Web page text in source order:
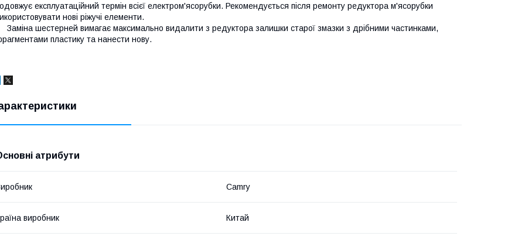
експлуатаційний термін всієї електром'ясорубки. Рекомендується після ремонту редуктора м'ясорубки
нові ріжучі елементи.
Заміна шестерней вимагає максимально видалити з редуктора залишки старої змазки з дрібними частинками,
пластику та нанести нову.
атрибути
Camry
виробник Китай